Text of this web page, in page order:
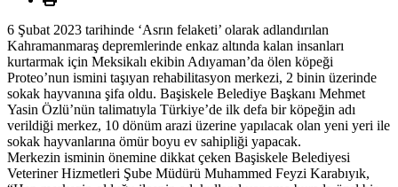
6 Şubat 2023 tarihinde ‘Asrın felaketi’ olarak adlandırılan
Kahramanmaraş depremlerinde enkaz altında kalan insanları
kurtarmak için Meksikalı ekibin Adıyaman’da ölen köpeği
Proteo’nun ismini taşıyan rehabilitasyon merkezi, 2 binin üzerinde
sokak hayvanına şifa oldu. Başiskele Belediye Başkanı Mehmet
Yasin Özlü’nün talimatıyla Türkiye’de ilk defa bir köpeğin adı
verildiği merkez, 10 dönüm arazi üzerine yapılacak olan yeni yeri ile
sokak hayvanlarına ömür boyu ev sahipliği yapacak.
Merkezin isminin önemine dikkat çeken Başiskele Belediyesi
Veteriner Hizmetleri Şube Müdürü Muhammed Feyzi Karabıyık,